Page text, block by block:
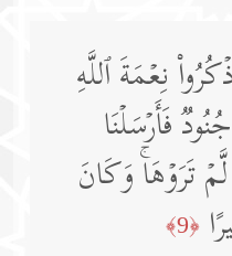
نِعۡمَةَ ٱللَّهِ
فَأَرۡسَلۡنَا
تَرَوۡهَاۚ وَكَانَ
﴿9﴾